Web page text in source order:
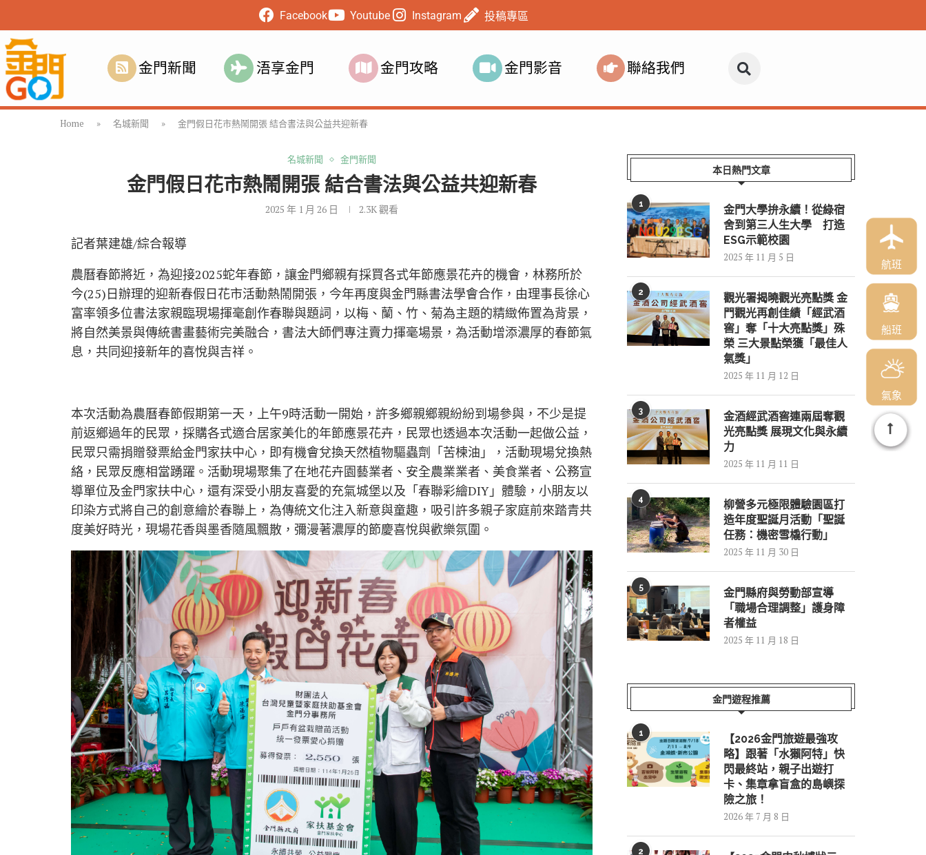
Facebook Youtube Instagram 投稿專區
金門新聞 浯享金門 金門攻略 金門影音 聯絡我們
Home » 名城新聞 » 金門假日花市熱鬧開張 結合書法與公益共迎新春
名城新聞 金門新聞
金門假日花市熱鬧開張 結合書法與公益共迎新春
2025 年 1 月 26 日 2.3K觀看
記者葉建雄/綜合報導
農曆春節將近，為迎接2025蛇年春節，讓金門鄉親有採買各式年節應景花卉的機會，林務所於
今(25)日辦理的迎新春假日花市活動熱鬧開張，今年再度與金門縣書法學會合作，由理事長徐心
富率領多位書法家親臨現場揮毫創作春聯與題詞，以梅、蘭、竹、菊為主題的精緻佈置為背景，
將自然美景與傳統書畫藝術完美融合，書法大師們專注賣力揮毫場景，為活動增添濃厚的春節氣
息，共同迎接新年的喜悅與吉祥。
本次活動為農曆春節假期第一天，上午9時活動一開始，許多鄉親鄉親紛紛到場參與，不少是提
前返鄉過年的民眾，採購各式適合居家美化的年節應景花卉，民眾也透過本次活動一起做公益，
民眾只需捐贈發票給金門家扶中心，即有機會兌換天然植物驅蟲劑「苦楝油」，活動現場兌換熱
絡，民眾反應相當踴躍。活動現場聚集了在地花卉園藝業者、安全農業業者、美食業者、公務宣
導單位及金門家扶中心，還有深受小朋友喜愛的充氣城堡以及「春聯彩繪DIY」體驗，小朋友以
印染方式將自己的創意繪於春聯上，為傳統文化注入新意與童趣，吸引許多親子家庭前來踏青共
度美好時光，現場花香與墨香隨風飄散，彌漫著濃厚的節慶喜悅與歡樂氛圍。
本日熱門文章
1
金門大學拚永續！從綠宿
舍到第三人生大學 打造
ESG示範校園
2025 年 11 月 5 日
2
觀光署揭曉觀光亮點獎 金
門觀光再創佳績「經武酒
窖」奪「十大亮點獎」殊
榮 三大景點榮獲「最佳人
氣獎」
2025 年 11 月 12 日
3
金酒經武酒窖連兩屆奪觀
光亮點獎 展現文化與永續
力
2025 年 11 月 11 日
4
柳營多元極限體驗園區打
造年度聖誕月活動「聖誕
任務：機密雪橇行動」
2025 年 11 月 30 日
5
金門縣府與勞動部宣導
「職場合理調整」護身障
者權益
2025 年 11 月 18 日
金門遊程推薦
1
【2026金門旅遊最強攻
略】跟著「水獺阿特」快
閃最終站，親子出遊打
卡、集章拿盲盒的島嶼探
險之旅！
2026 年 7 月 8 日
2
航班
船班
氣象